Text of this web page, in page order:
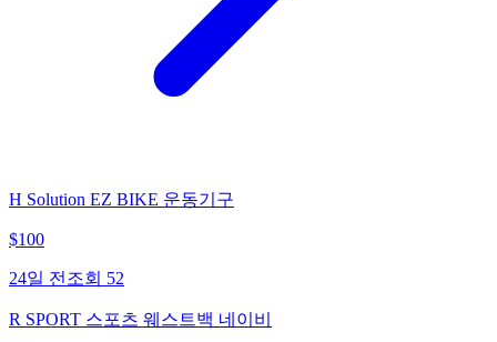
H Solution EZ BIKE 운동기구
$100
24일 전 조회 52
R SPORT 스포츠 웨스트백 네이비